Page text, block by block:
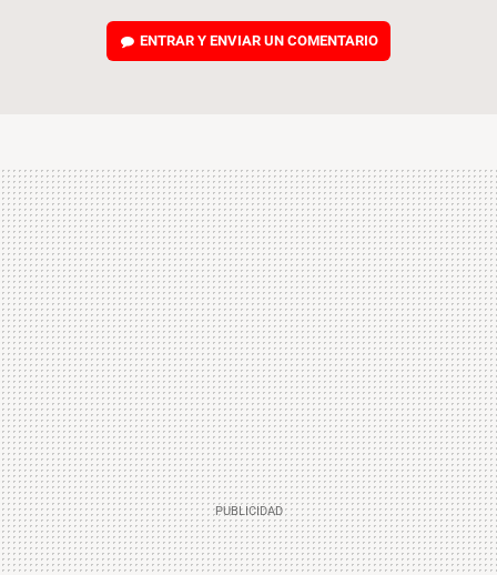
ENTRAR Y ENVIAR UN COMENTARIO